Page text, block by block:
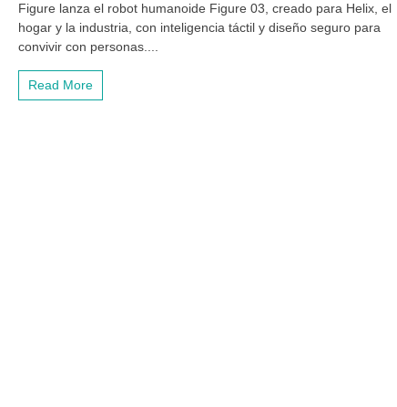
Figure lanza el robot humanoide Figure 03, creado para Helix, el
hogar y la industria, con inteligencia táctil y diseño seguro para
convivir con personas....
Read More